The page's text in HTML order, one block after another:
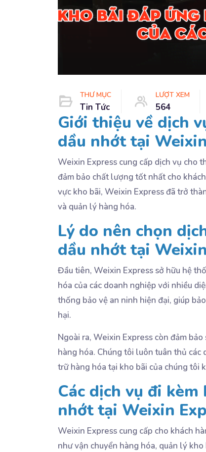
THƯ MỤC
Tin Tức
LƯỢT XEM
564
Giới thiệu về dịch
dầu nhớt tại
Weixin Express cung cấp dịch vụ cho
đảm bảo chất lượng tốt nhất cho
vực kho bãi, Weixin Express đã trở
và quản lý hàng hóa.
Lý do nên chọn
dầu nhớt tại
Đầu tiên, Weixin Express sở hữu hệ
hóa của các doanh nghiệp với nhiều
thống bảo vệ an ninh hiện đại, giúp
hại.
Ngoài ra, Weixin Express còn đảm
hàng hóa. Chúng tôi luôn tuân thủ
trữ hàng hóa tại kho bãi của chúng tôi
Các dịch vụ đi
nhớt tại Weixin
Weixin Express cung cấp cho khách
như vận chuyển hàng hóa, quản lý